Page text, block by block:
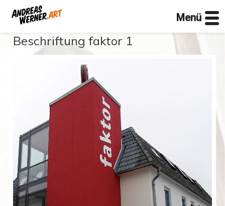
InhaltBeschriftung faktor 1
Menü